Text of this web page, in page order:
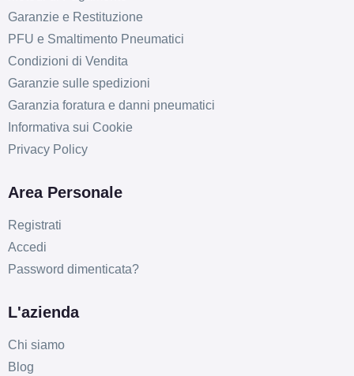
Garanzie e Restituzione
PFU e Smaltimento Pneumatici
Condizioni di Vendita
Garanzie sulle spedizioni
Garanzia foratura e danni pneumatici
Informativa sui Cookie
Privacy Policy
Area Personale
Registrati
Accedi
Password dimenticata?
L'azienda
Chi siamo
Blog